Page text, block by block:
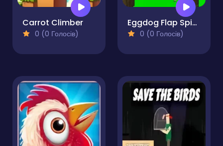
Carrot Climber
0 (0 Голосів)
Eggdog Flap Spinning Ratomilton
0 (0 Голосів)